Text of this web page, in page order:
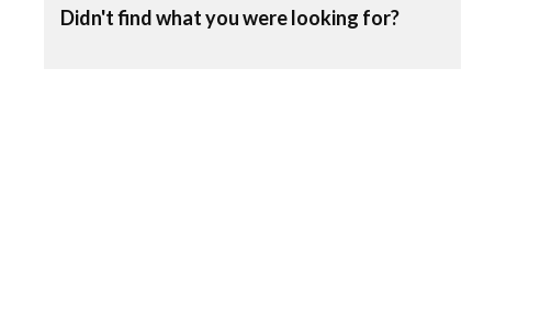
Didn't find what you were looking for?